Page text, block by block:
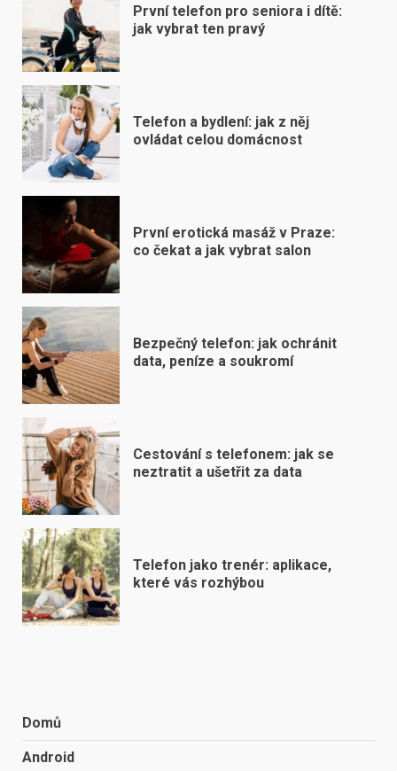
První telefon pro seniora i dítě:
jak vybrat ten pravý
Telefon a bydlení: jak z něj
ovládat celou domácnost
První erotická masáž v Praze:
co čekat a jak vybrat salon
Bezpečný telefon: jak ochránit
data, peníze a soukromí
Cestování s telefonem: jak se
neztratit a ušetřit za data
Telefon jako trenér: aplikace,
které vás rozhýbou
Domů
Android